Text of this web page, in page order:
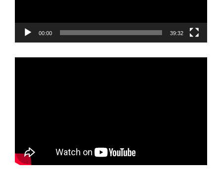
00:00 39:32